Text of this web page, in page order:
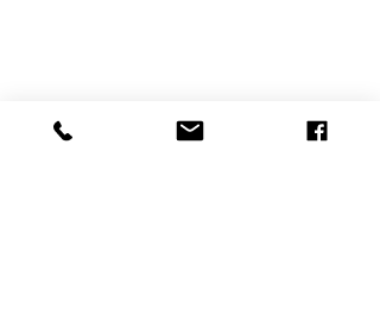
Visite suivante >